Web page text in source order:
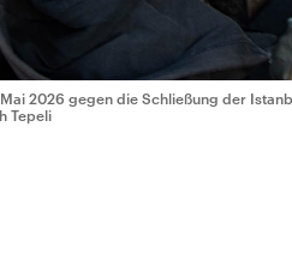
2026 gegen die Schließung der
Tepeli